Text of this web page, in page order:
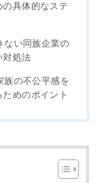
具体的なステ
ない同族企業の
対処法
族の不公平感を
めのポイント